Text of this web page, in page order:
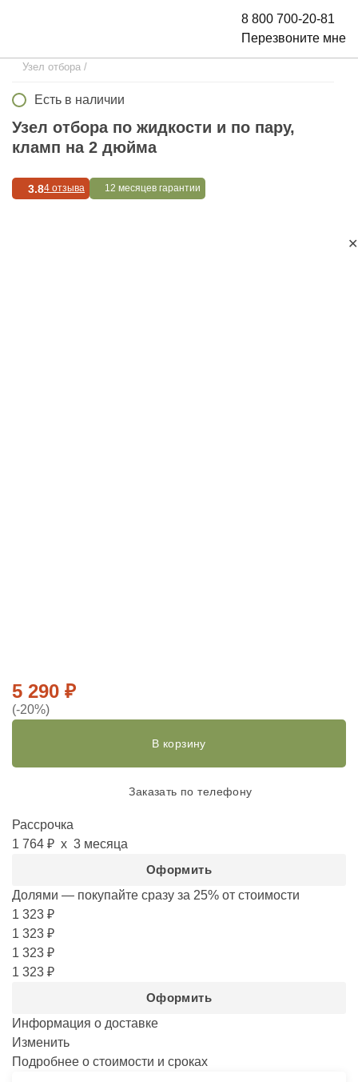
8 800 700-20-81
Перезвоните мне
Узел отбора /
Узел отбора по жидкости и по пару,
кламп на 2 дюйма
3.84 отзыва 12 месяцев гарантии
Есть в наличии
✕
5 290 ₽
(-20%)
В корзину
Заказать по телефону
Рассрочка
1 764 ₽ х 3 месяца
Оформить
Долями — покупайте сразу за 25% от стоимости
1 323 ₽
1 323 ₽
1 323 ₽
1 323 ₽
Оформить
Информация о доставке
Изменить
Подробнее о стоимости и сроках